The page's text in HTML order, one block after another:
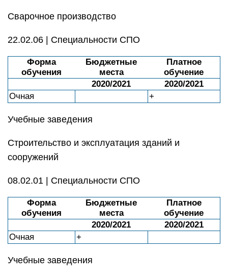
Сварочное производство
22.02.06 | Специальности СПО
Форма
обучения
Бюджетные
места
Платное
обучение
2020/2021
2020/2021
Очная
+
Учебные заведения
Строительство и эксплуатация зданий и
сооружений
08.02.01 | Специальности СПО
Форма
обучения
Бюджетные
места
Платное
обучение
2020/2021
2020/2021
Очная
+
Учебные заведения